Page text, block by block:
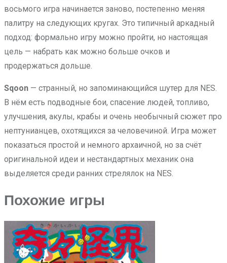
восьмого игра начинается заново, постепенно меняя
палитру на следующих кругах. Это типичный аркадный
подход: формально игру можно пройти, но настоящая
цель — набрать как можно больше очков и
продержаться дольше.
Sqoon — странный, но запоминающийся шутер для NES.
В нём есть подводные бои, спасение людей, топливо,
улучшения, акулы, крабы и очень необычный сюжет про
нептунианцев, охотящихся за человечиной. Игра может
показаться простой и немного архаичной, но за счёт
оригинальной идеи и нестандартных механик она
выделяется среди ранних стрелялок на NES.
Похожие игры